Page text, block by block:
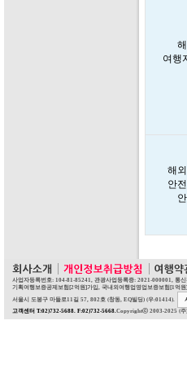
여행
해
안
사업자등록번호: 104-81-85241, 관광사업등록증: 2021-000001, 통
기획여행보증공제보험[2억원]가입, 국내외여행업영업보증보험[1억
서울시 도봉구 마들로11길 57, 802호 (창동, EQ빌딩) (우:01414).
고객센터 T:02)732-5688. F:02)732-5668.Copyrightⓒ 2003-2025 (주